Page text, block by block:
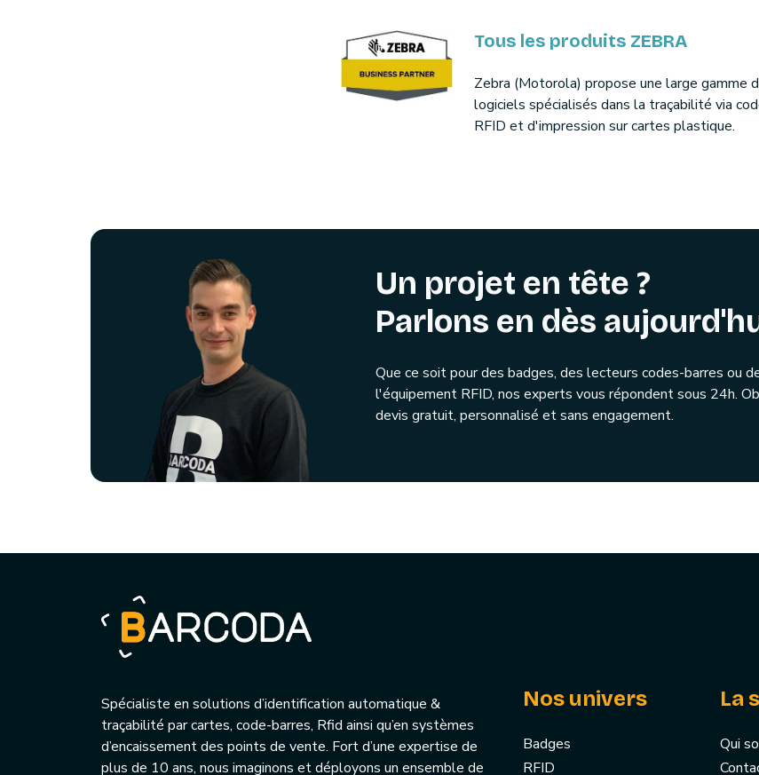
Tous les produits ZEBRA
Zebra (Motorola) propose une large gamme
logiciels spécialisés dans la traçabilité via
RFID et d'impression sur cartes plastique.
Un projet en tête ?
Parlons en dès
Que ce soit pour des badges, des lecteurs codes-barres ou
l'équipement RFID, nos experts vous répondent sous 24h.
devis gratuit, personnalisé et sans engagement.
Spécialiste en solutions d’identification automatique &
traçabilité par cartes, code-barres, Rfid ainsi qu’en systèmes
d’encaissement des points de vente. Fort d’une expertise de
plus de 10 ans, nous imaginons et déployons un ensemble de
Nos univers
Badges
RFID
La
Qui